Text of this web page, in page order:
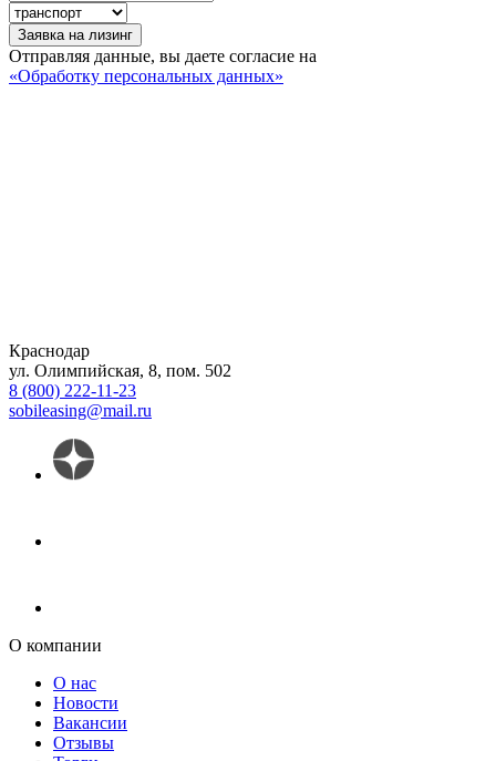
Заявка на лизинг
Отправляя данные, вы даете согласие на
«Обработку персональных данных»
Краснодар
ул. Олимпийская, 8, пом. 502
8 (800) 222-11-23
sobileasing@mail.ru
О компании
О нас
Новости
Вакансии
Отзывы